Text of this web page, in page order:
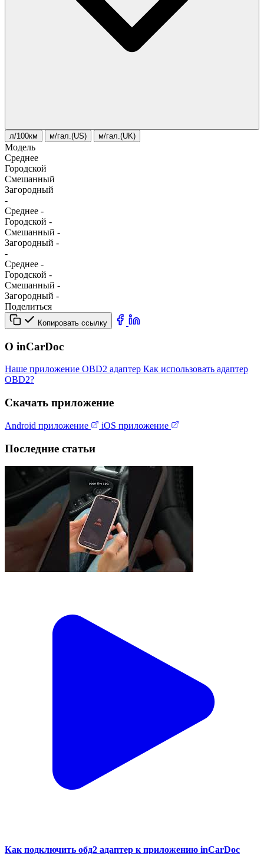
л/100км м/гал.(US) м/гал.(UK)
Модель
Среднее
Городской
Смешанный
Загородный
-
Среднее -
Городской -
Смешанный -
Загородный -
-
Среднее -
Городской -
Смешанный -
Загородный -
Поделиться
Копировать ссылку
О inCarDoc
Наше приложение OBD2 адаптер Как использовать адаптер
OBD2?
Скачать приложение
Android приложение iOS приложение
Последние статьи
Как подключить обд2 адаптер к приложению inCarDoc